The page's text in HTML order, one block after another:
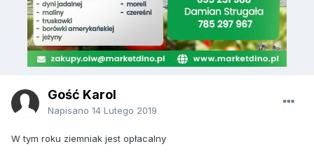
Gość Karol
Napisano 14 Lutego 2019
W tym roku ziemniak jest opłacalny